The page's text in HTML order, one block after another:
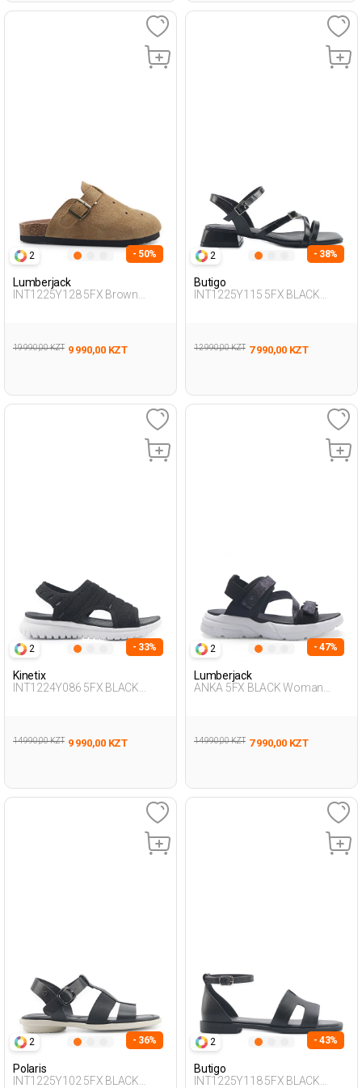
2 - 50%
Lumberjack
INT1225Y128 5FX Brown
19 990,00 KZT 9 990,00 KZT
2 - 38%
Butigo
INT1225Y115 5FX BLACK
12 990,00 KZT 7 990,00 KZT
2 - 33%
Kinetix
INT1224Y086 5FX BLACK
14 990,00 KZT 9 990,00 KZT
2 - 47%
Lumberjack
ANKA 5FX BLACK Woman
14 990,00 KZT 7 990,00 KZT
2 - 36%
Polaris
INT1225Y102 5FX BLACK
2 - 43%
Butigo
INT1225Y118 5FX BLACK